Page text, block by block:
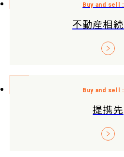
不動産相
提携先